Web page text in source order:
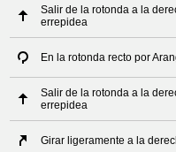
Salir de la rotonda a la
errepidea
En la rotonda recto por
Salir de la rotonda a la
errepidea
Girar ligeramente a la